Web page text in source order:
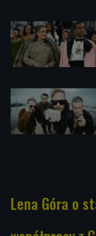
Lena Góra o